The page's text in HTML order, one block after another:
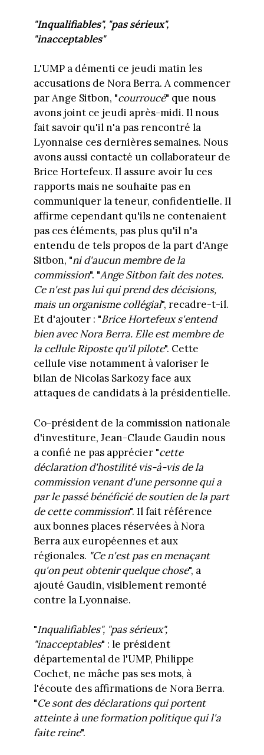
"Inqualifiables", "pas sérieux",
"inacceptables"
L'UMP a démenti ce jeudi matin les
accusations de Nora Berra. A commencer
par Ange Sitbon, "courroucé" que nous
avons joint ce jeudi après-midi. Il nous
fait savoir qu'il n'a pas rencontré la
Lyonnaise ces dernières semaines. Nous
avons aussi contacté un collaborateur de
Brice Hortefeux. Il assure avoir lu ces
rapports mais ne souhaite pas en
communiquer la teneur, confidentielle. Il
affirme cependant qu'ils ne contenaient
pas ces éléments, pas plus qu'il n'a
entendu de tels propos de la part d'Ange
Sitbon, "ni d'aucun membre de la
commission". "Ange Sitbon fait des notes.
Ce n'est pas lui qui prend des décisions,
mais un organisme collégial", recadre-t-il.
Et d'ajouter : "Brice Hortefeux s'entend
bien avec Nora Berra. Elle est membre de
la cellule Riposte qu'il pilote". Cette
cellule vise notamment à valoriser le
bilan de Nicolas Sarkozy face aux
attaques de candidats à la présidentielle.
Co-président de la commission nationale
d'investiture, Jean-Claude Gaudin nous
a confié ne pas apprécier "cette
déclaration d'hostilité vis-à-vis de la
commission venant d'une personne qui a
par le passé bénéficié de soutien de la part
de cette commission". Il fait référence
aux bonnes places réservées à Nora
Berra aux européennes et aux
régionales. "Ce n'est pas en menaçant
qu'on peut obtenir quelque chose", a
ajouté Gaudin, visiblement remonté
contre la Lyonnaise.
"Inqualifiables", "pas sérieux",
"inacceptables" : le président
départemental de l'UMP, Philippe
Cochet, ne mâche pas ses mots, à
l'écoute des affirmations de Nora Berra.
"Ce sont des déclarations qui portent
atteinte à une formation politique qui l'a
faite reine".